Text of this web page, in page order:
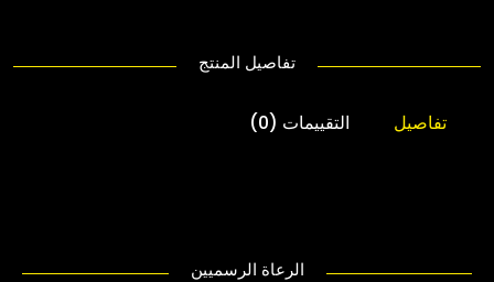
تفاصيل المنتج
تفاصيل التقييمات (0)
الرعاة الرسميين